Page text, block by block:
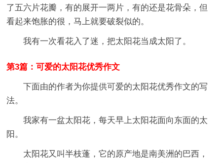
了五六片花瓣，有的展开一两片，有的还是花骨朵，但
看起来饱胀的很，马上就要破裂似的。
我有一次看花入了迷，把太阳花当成太阳了。
第3篇：可爱的太阳花优秀作文
下面由的作者为你提供可爱的太阳花优秀作文的写
法。
我家有一盆太阳花，每天早上太阳花面向东面的太
阳。
太阳花又叫半枝蓬，它的原产地是南美洲的巴西，